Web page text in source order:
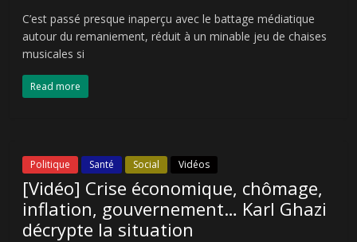
C’est passé presque inaperçu avec le battage médiatique
autour du remaniement, réduit à un minable jeu de chaises
musicales si
Read more
Politique Santé Social Vidéos
[Vidéo] Crise économique, chômage,
inflation, gouvernement… Karl Ghazi
décrypte la situation